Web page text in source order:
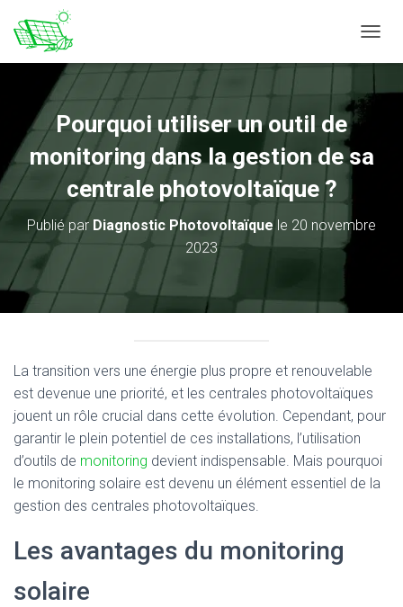
Pourquoi utiliser un outil de
monitoring dans la gestion de sa
centrale photovoltaïque ?
Publié par Diagnostic Photovoltaïquele 20 novembre
2023
La transition vers une énergie plus propre et renouvelable
est devenue une priorité, et les centrales photovoltaïques
jouent un rôle crucial dans cette évolution. Cependant, pour
garantir le plein potentiel de ces installations, l’utilisation
d’outils de monitoring devient indispensable. Mais pourquoi
le monitoring solaire est devenu un élément essentiel de la
gestion des centrales photovoltaïques.
Les avantages du monitoring
solaire